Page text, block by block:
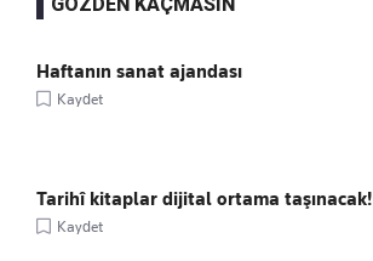
Haftanın sanat ajandası
Kaydet
Tarihî kitaplar dijital ortama taşınacak!
Kaydet